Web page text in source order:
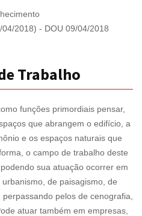
04/2018) - DOU 09/04/2018
Trabalho
funções primordiais pensar,
que abrangem o edifício, a
e os espaços naturais que
o campo de trabalho deste
sua atuação ocorrer em
de paisagismo, de
pelos de cenografia,
atuar também em empresas,